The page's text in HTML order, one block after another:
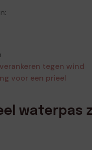
tegen wind
voor een prieel
waterpas